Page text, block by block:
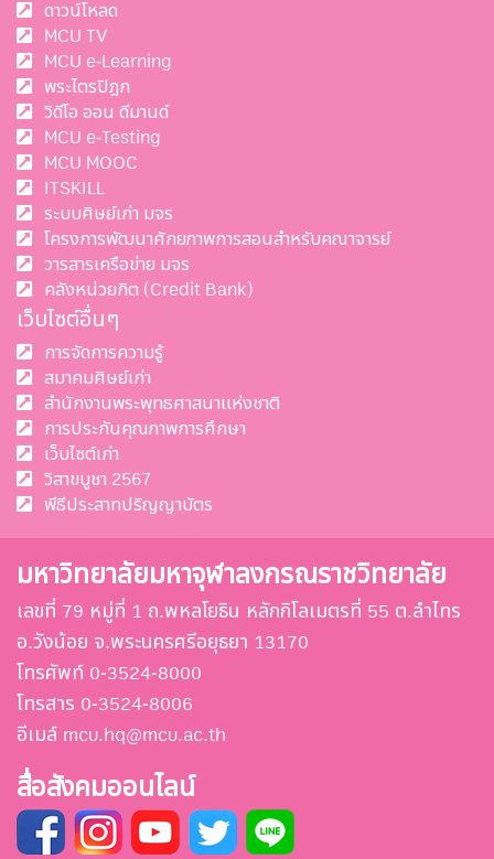
ดาวน์โหลด
MCU TV
MCU e-Learning
พระไตรปิฎก
วิดีโอ ออน ดีมานด์
MCU e-Testing
MCU MOOC
ITSKILL
ระบบศิษย์เก่า มจร
โครงการพัฒนาศักยภาพการสอนสำหรับคณาจารย์
วารสารเครือข่าย มจร
คลังหน่วยกิต (Credit Bank)
เว็บไซต์อื่นๆ
การจัดการความรู้
สมาคมศิษย์เก่า
สำนักงานพระพุทธศาสนาแห่งชาติ
การประกันคุณภาพการศึกษา
เว็บไซต์เก่า
วิสาขบูชา 2567
พีธีประสาทปริญญาบัตร
มหาวิทยาลัยมหาจุฬาลงกรณราชวิทยาลัย
เลขที่ 79 หมู่ที่ 1 ถ.พหลโยธิน หลักกิโลเมตรที่ 55 ต.ลำไทร
อ.วังน้อย จ.พระนครศรีอยุธยา 13170
โทรศัพท์ 0-3524-8000
โทรสาร 0-3524-8006
อีเมล์ mcu.hq@mcu.ac.th
สื่อสังคมออนไลน์